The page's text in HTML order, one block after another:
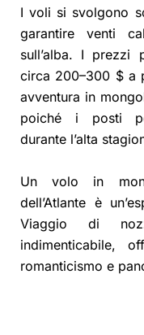
I voli si svolgono
garantire venti
sull’alba. I prezzi
circa 200–300 $ a
avventura in
poiché i posti
durante l’alta
Un volo in
dell’Atlante è
Viaggio di
indimenticabile,
romanticismo e